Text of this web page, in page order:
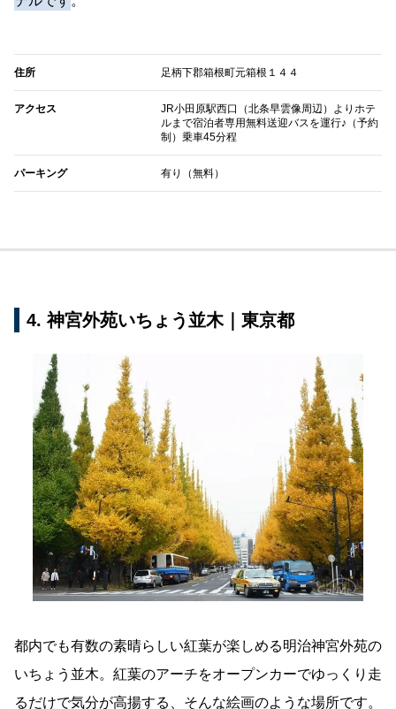
住所 足柄下郡箱根町元箱根１４４
アクセス
JR小田原駅西口（北条早雲像周辺）よりホテ
ルまで宿泊者専用無料送迎バスを運行♪（予約
制）乗車45分程
パーキング 有り（無料）
4. 神宮外苑いちょう並木｜東京都
都内でも有数の素晴らしい紅葉が楽しめる明治神宮外苑の
いちょう並木。紅葉のアーチをオープンカーでゆっくり走
るだけで気分が高揚する、そんな絵画のような場所です。